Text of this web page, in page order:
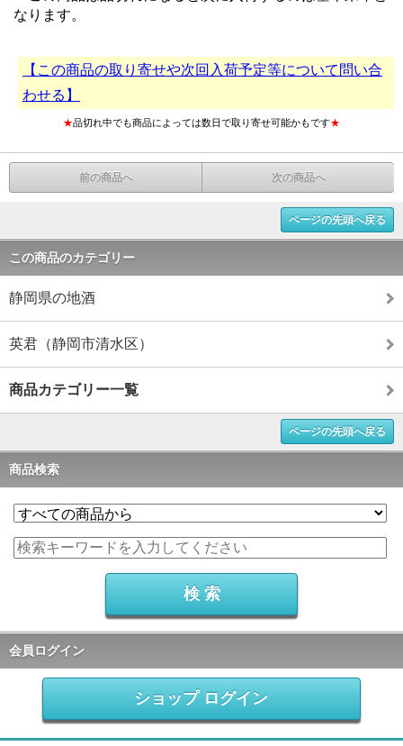
なります。
【この商品の取り寄せや次回入荷予定等について問い合
わせる】
★品切れ中でも商品によっては数日で取り寄せ可能かもです★
前の商品へ 次の商品へ
ページの先頭へ戻る
この商品のカテゴリー
静岡県の地酒
英君（静岡市清水区）
商品カテゴリー一覧
ページの先頭へ戻る
商品検索
会員ログイン
ショップ ログイン